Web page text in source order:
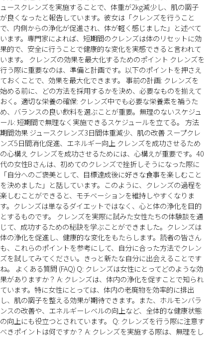
ュースクレンズを実施することで、体重が2kg減少し、肌の調子
が良くなったと報告しています。彼女は「クレンズを行うこと
で、内側からの浄化が促進され、体が軽く感じました」と述べて
います。専門家によれば、短期間のクレンズは体のリセットに効
果的で、安全に行うことで健康的な変化を実感できると言われて
います。 クレンズの効果を最大化するためのポイント クレンズを
行う際に重要なのは、準備と計画です。以下のポイントを押さえ
ておくことで、効果を最大化できます。 事前の計画: クレンズを
始める前に、どの方法を採用するかを決め、必要なものを揃えて
おく。適切な栄養の確保: クレンズ中でも必要な栄養素を補うた
め、バランスの良い飲料を選ぶことが重要。無理のないスケジュ
ール: 短期間で無理なく実施できるスケジュールを立てる。 方法
期間効果 ジュースクレンズ3日間体重減少、肌の改善 スープクレ
ンズ5日間消化促進、エネルギー向上 クレンズを成功させるため
の心構え クレンズを成功させるためには、心構えが重要です。40
代の女性Bさんは、初めてのクレンズで挫折しそうになった際に
「自分へのご褒美として、目標達成後に好きな食事を楽しむこと
を決めました」と話しています。このように、クレンズの過程を
楽しむことができると、モチベーションを維持しやすくなりま
す。クレンズは単なるダイエットではなく、心と体の浄化を目的
とするものです。 クレンズを実際に試みた女性たちの体験談を通
じて、成功するための秘訣を学ぶことができました。クレンズは
体の浄化を促進し、健康的な変化をもたらします。読者の皆さん
も、これらのポイントを参考にして、自分に合った方法でクレン
ズを試してみてください。きっと新たな自分に出会えることです
ね。 よくある質問 (FAQ) Q: クレンズは女性にとってどのような効
果がありますか？ A: クレンズは、体内の浄化を促すことで知られ
ています。特に女性にとっては、体内の老廃物を効率的に排出
し、肌の調子を整える効果が期待できます。また、ホルモンバラ
ンスの改善や、エネルギーレベルの向上など、全体的な健康状態
の向上にも役立つとされています。 Q: クレンズを行う際に注意す
べきポイントは何ですか？ A: クレンズを実施する際は、無理をし